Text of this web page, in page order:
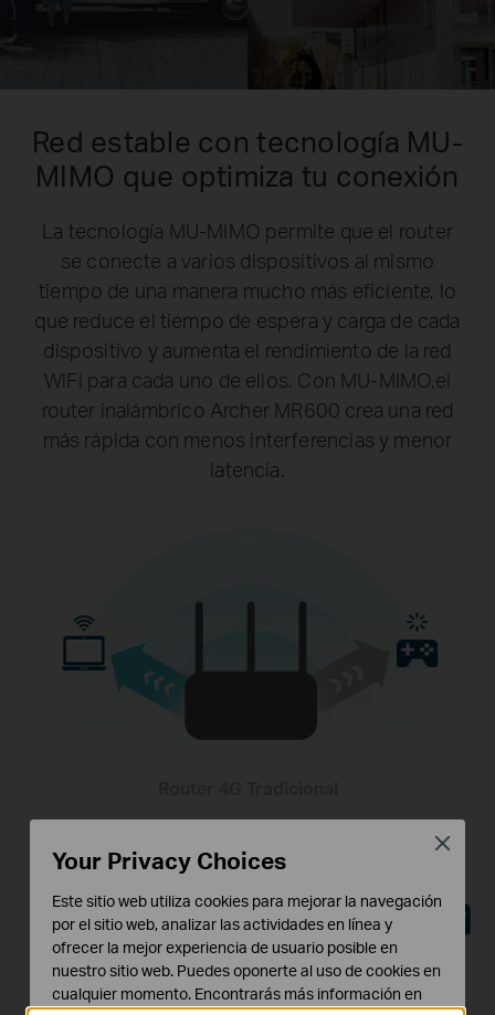
Red estable con tecnología MU-
MIMO que optimiza tu conexión
La tecnología MU-MIMO permite que el router
se conecte a varios dispositivos al mismo
tiempo de una manera mucho más eficiente, lo
que reduce el tiempo de espera y carga de cada
dispositivo y aumenta el rendimiento de la red
WiFi para cada uno de ellos. Con MU-MIMO,el
router inalámbrico Archer MR600 crea una red
más rápida con menos interferencias y menor
latencia.
Your Privacy Choices
Este sitio web utiliza cookies para mejorar la navegación
por el sitio web, analizar las actividades en línea y
ofrecer la mejor experiencia de usuario posible en
nuestro sitio web. Puedes oponerte al uso de cookies en
cualquier momento. Encontrarás más información en
Close